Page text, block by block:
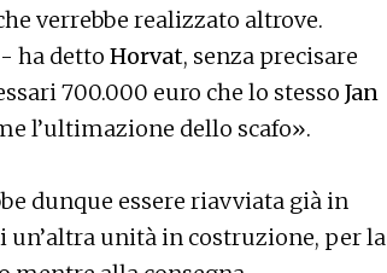
verrebbe realizzato altrove.
ha detto Horvat, senza precisare
700.000 euro che lo stesso Jan
l’ultimazione dello scafo».
dunque essere riavviata già in
unità in costruzione, per la